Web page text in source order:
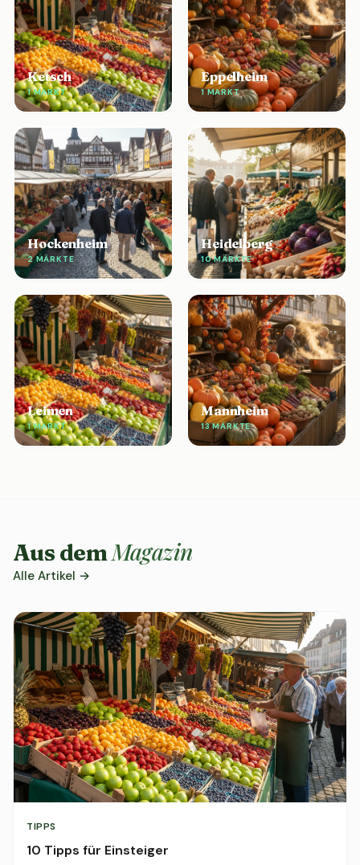
Ketsch
1 MARKT
Eppelheim
1 MARKT
Hockenheim
2 MÄRKTE
Heidelberg
10 MÄRKTE
Leimen
1 MARKT
Mannheim
13 MÄRKTE
Aus demMagazin
Alle Artikel →
TIPPS
10 Tipps für Einsteiger